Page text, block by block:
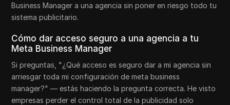
Business Manager a una agencia sin poner en riesgo todo tu
sistema publicitario.
Cómo dar acceso seguro a una agencia a tu
Meta Business Manager
Si preguntas, "¿Qué acceso es seguro dar a mi agencia sin
arriesgar toda mi configuración de meta business
manager?" — estás haciendo la pregunta correcta. He visto
empresas perder el control total de la publicidad solo